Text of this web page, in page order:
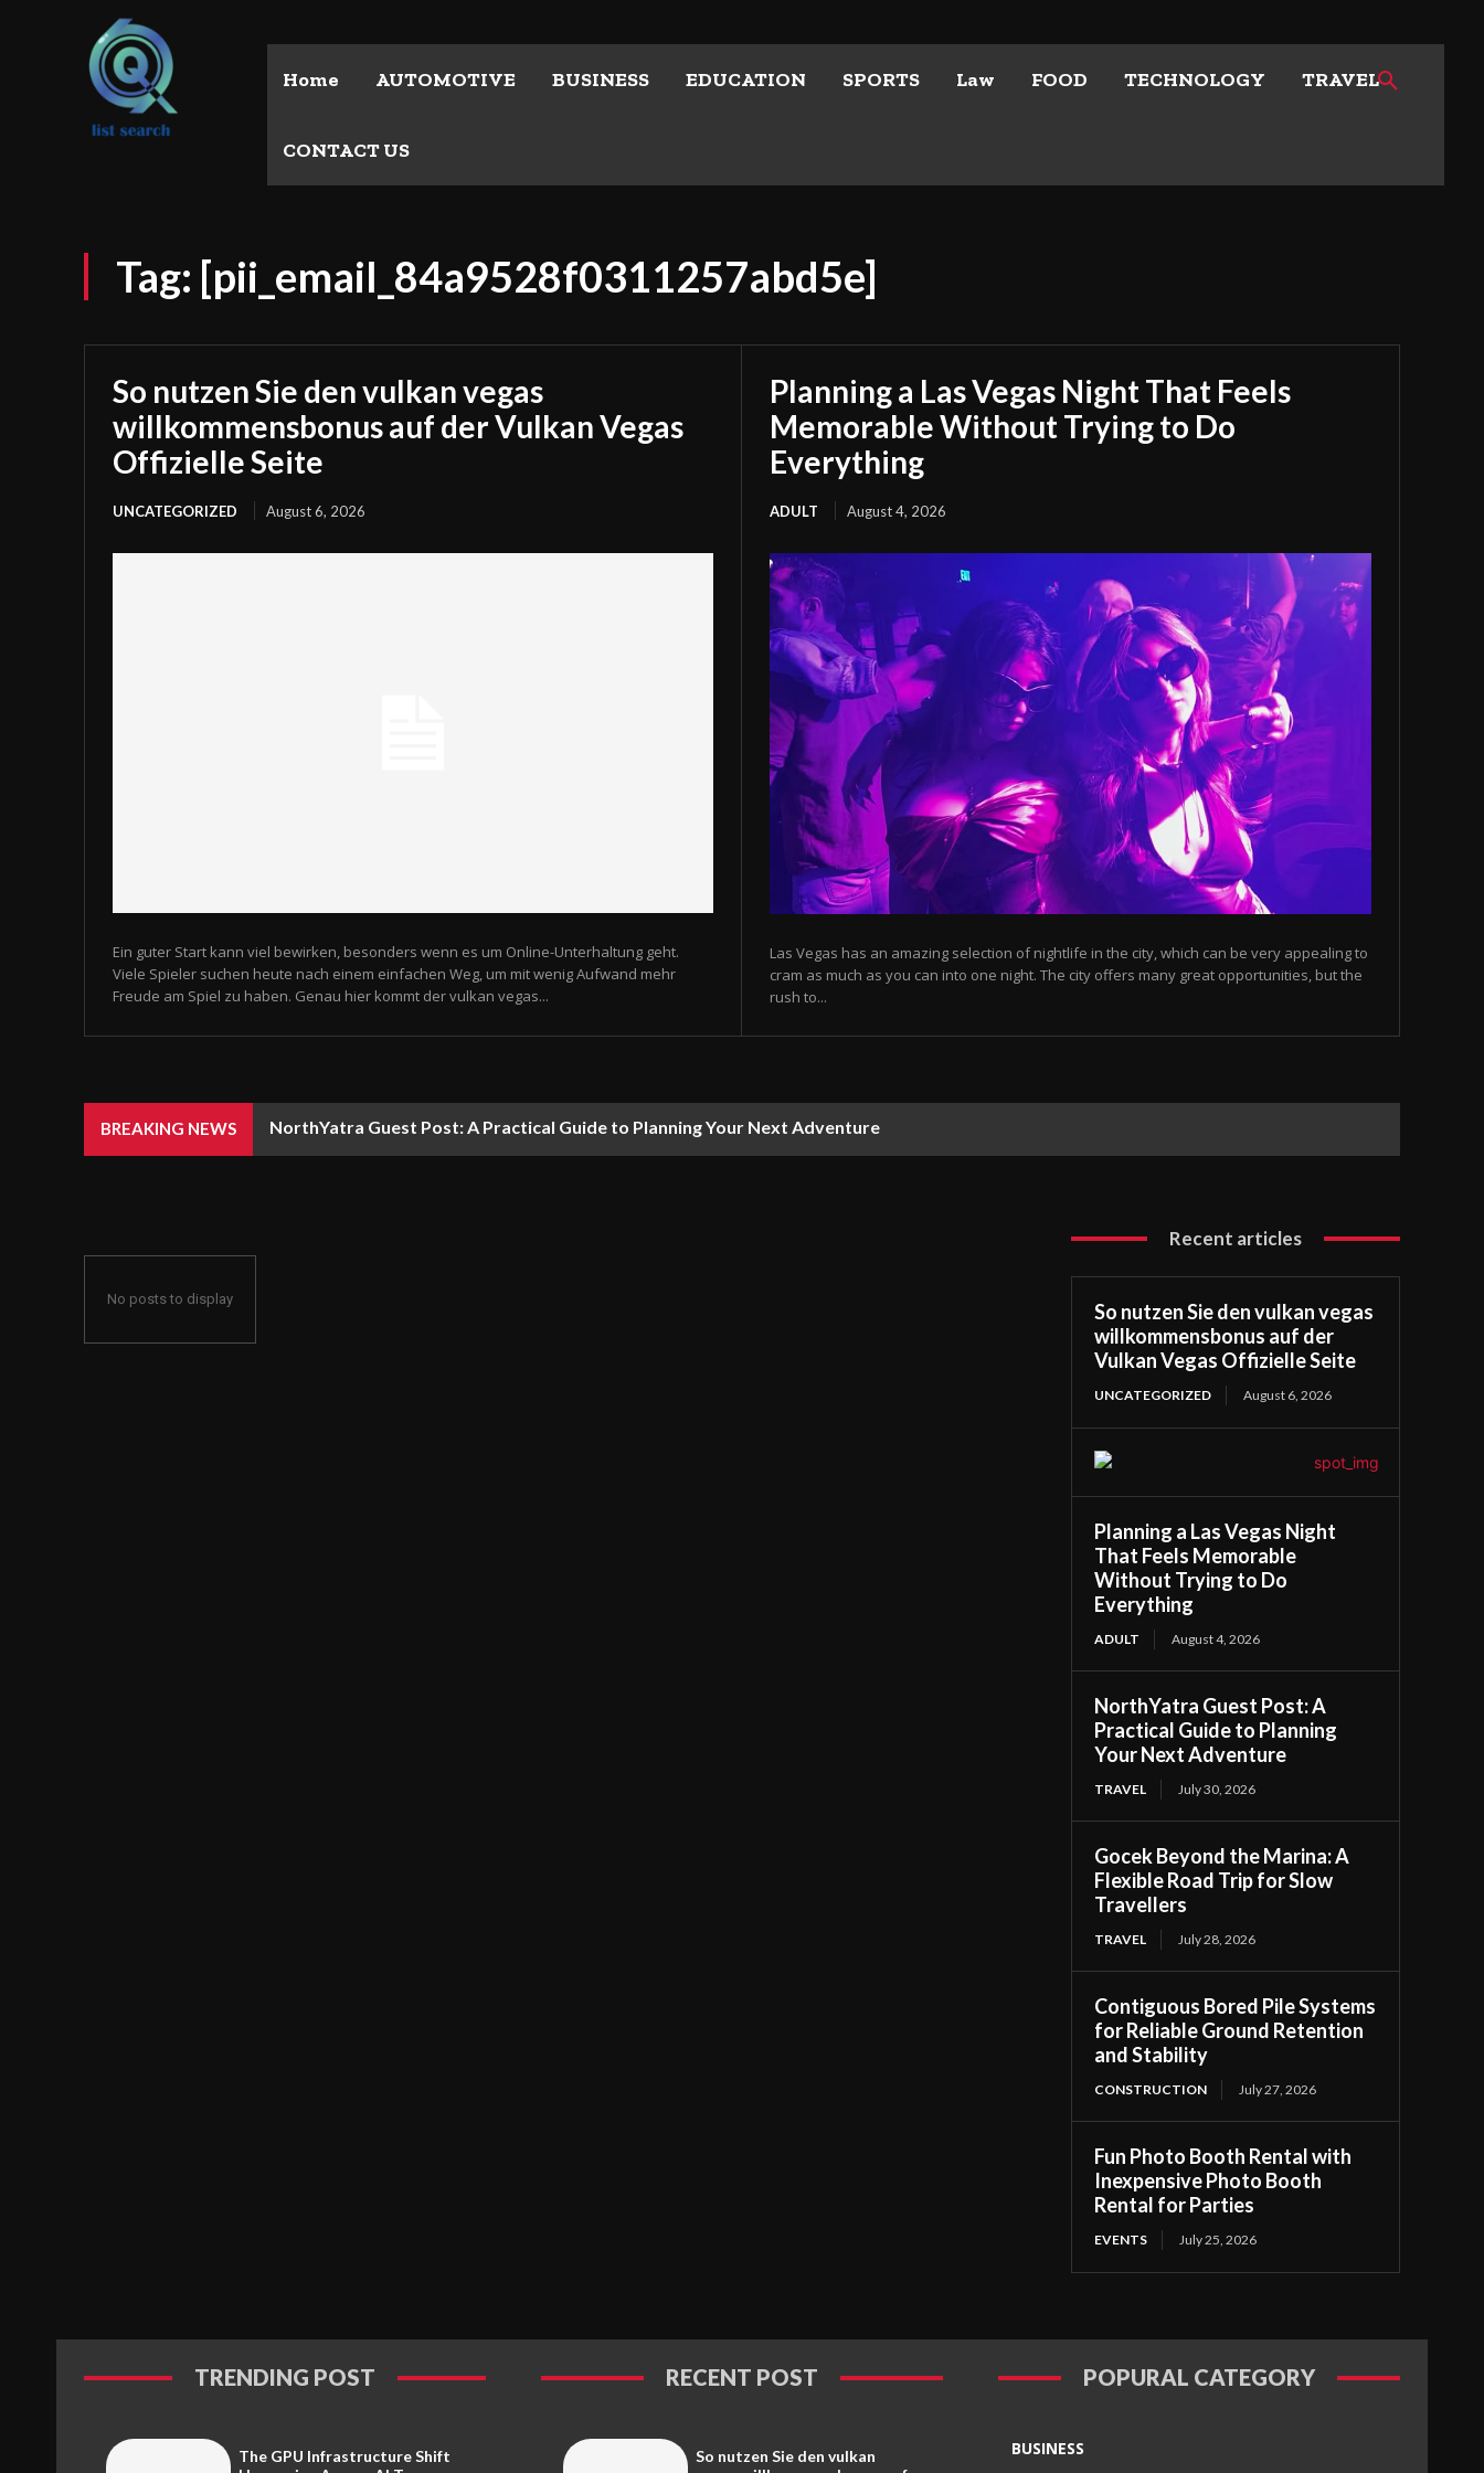
Home AUTOMOTIVE BUSINESS EDUCATION SPORTS Law FOOD TECHNOLOGY TRAVEL
CONTACT US
Tag: [pii_email_84a9528f0311257abd5e]
So nutzen Sie den vulkan vegas
willkommensbonus auf der Vulkan Vegas
Offizielle Seite
UNCATEGORIZED August 6, 2026
Ein guter Start kann viel bewirken, besonders wenn es um Online-Unterhaltung geht.
Viele Spieler suchen heute nach einem einfachen Weg, um mit wenig Aufwand mehr
Freude am Spiel zu haben. Genau hier kommt der vulkan vegas...
Planning a Las Vegas Night That Feels
Memorable Without Trying to Do
Everything
ADULT August 4, 2026
Las Vegas has an amazing selection of nightlife in the city, which can be very appealing to
cram as much as you can into one night. The city offers many great opportunities, but the
rush to...
BREAKING NEWS NorthYatra Guest Post: A Practical Guide to Planning Your Next Adventure
No posts to display
Recent articles
So nutzen Sie den vulkan vegas
willkommensbonus auf der
Vulkan Vegas Offizielle Seite
UNCATEGORIZED August 6, 2026
Planning a Las Vegas Night
That Feels Memorable
Without Trying to Do
Everything
ADULT August 4, 2026
NorthYatra Guest Post: A
Practical Guide to Planning
Your Next Adventure
TRAVEL July 30, 2026
Gocek Beyond the Marina: A
Flexible Road Trip for Slow
Travellers
TRAVEL July 28, 2026
Contiguous Bored Pile Systems
for Reliable Ground Retention
and Stability
CONSTRUCTION July 27, 2026
Fun Photo Booth Rental with
Inexpensive Photo Booth
Rental for Parties
EVENTS July 25, 2026
TRENDING POST
The GPU Infrastructure Shift
RECENT POST
So nutzen Sie den vulkan
POPURAL CATEGORY
BUSINESS